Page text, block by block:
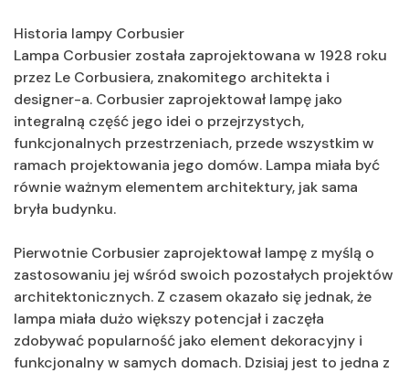
Historia lampy Corbusier
Lampa Corbusier została zaprojektowana w 1928 roku
przez Le Corbusiera, znakomitego architekta i
designer-a. Corbusier zaprojektował lampę jako
integralną część jego idei o przejrzystych,
funkcjonalnych przestrzeniach, przede wszystkim w
ramach projektowania jego domów. Lampa miała być
równie ważnym elementem architektury, jak sama
bryła budynku.
Pierwotnie Corbusier zaprojektował lampę z myślą o
zastosowaniu jej wśród swoich pozostałych projektów
architektonicznych. Z czasem okazało się jednak, że
lampa miała dużo większy potencjał i zaczęła
zdobywać popularność jako element dekoracyjny i
funkcjonalny w samych domach. Dzisiaj jest to jedna z